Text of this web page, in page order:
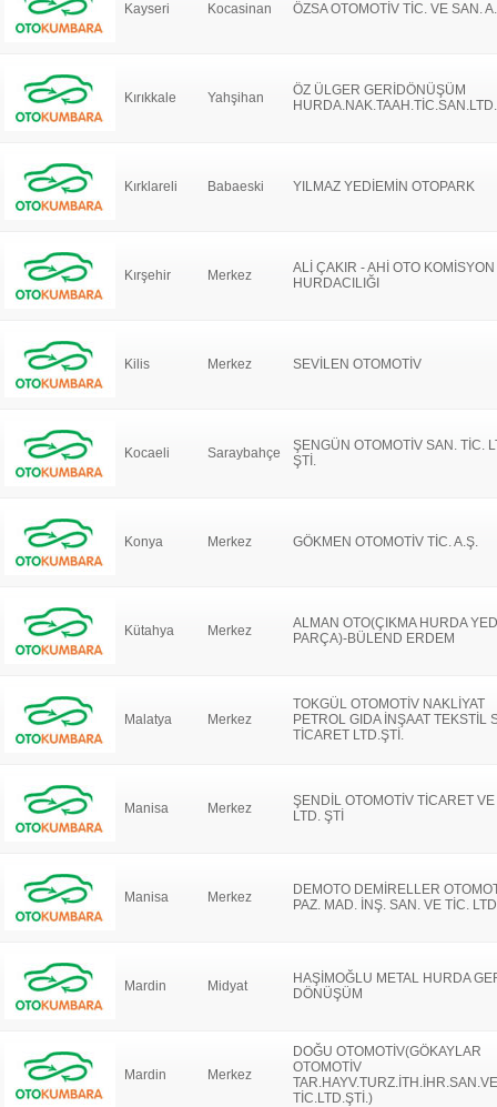
Kayseri Kocasinan ÖZSA OTOMOTİV TİC. VE SAN.
Kırıkkale Yahşihan
ÖZ ÜLGER GERİDÖNÜŞÜM
Kırklareli Babaeski YILMAZ YEDİEMİN OTOPARK
Kırşehir Merkez
ALİ ÇAKIR - AHİ OTO KOMİSYON
HURDACILIĞI
Kilis Merkez SEVİLEN OTOMOTİV
Kocaeli Saraybahçe
ŞENGÜN OTOMOTİV SAN. TİC.
ŞTİ.
Konya Merkez GÖKMEN OTOMOTİV TİC. A.Ş.
Kütahya Merkez
ALMAN OTO(ÇIKMA HURDA
PARÇA)-BÜLEND ERDEM
Malatya Merkez
TOKGÜL OTOMOTİV NAKLİYAT
PETROL GIDA İNŞAAT TEKSTİL
TİCARET LTD.ŞTİ.
Manisa Merkez
ŞENDİL OTOMOTİV TİCARET
LTD. ŞTİ
Manisa Merkez
DEMOTO DEMİRELLER
PAZ. MAD. İNŞ. SAN. VE TİC.
Mardin Midyat
HAŞİMOĞLU METAL HURDA
DÖNÜŞÜM
Mardin Merkez
DOĞU OTOMOTİV(GÖKAYLAR
OTOMOTİV
TAR.HAYV.TURZ.İTH.İHR.SAN.VE
TİC.LTD.ŞTİ.)